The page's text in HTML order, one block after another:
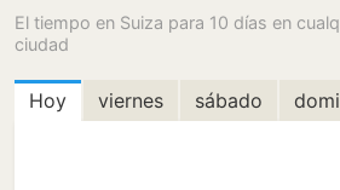
El tiempo en Suiza para 10 días en
ciudad
Hoy viernes sábado